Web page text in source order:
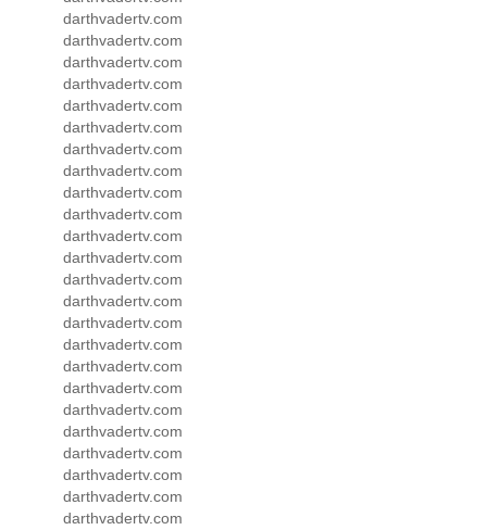
darthvadertv.com
darthvadertv.com
darthvadertv.com
darthvadertv.com
darthvadertv.com
darthvadertv.com
darthvadertv.com
darthvadertv.com
darthvadertv.com
darthvadertv.com
darthvadertv.com
darthvadertv.com
darthvadertv.com
darthvadertv.com
darthvadertv.com
darthvadertv.com
darthvadertv.com
darthvadertv.com
darthvadertv.com
darthvadertv.com
darthvadertv.com
darthvadertv.com
darthvadertv.com
darthvadertv.com